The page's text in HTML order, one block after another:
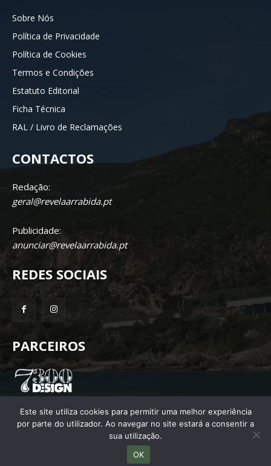
Sobre Nós
Política de Privacidade
Política de Cookies
Termos e Condições
Estatuto Editorial
Ficha Técnica
RAL / Livro de Reclamações
CONTACTOS
Redação:
geral@revelaarrabida.pt
Publicidade:
anunciar@revelaarrabida.pt
REDES SOCIAIS
PARCEIROS
© 2025 Revela Arrábida. Todos os direitos reservados.
Este site utiliza cookies para permitir uma melhor experiência
por parte do utilizador. Ao navegar no site estará a consentir a
sua utilização.
OK